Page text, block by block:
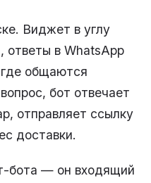
Виджет в углу
ответы в WhatsApp
общаются
бот отвечает
отправляет ссылку
доставки.
бота — он входящий